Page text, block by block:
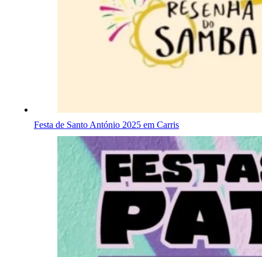
Festa de Santo António 2025 em Carris